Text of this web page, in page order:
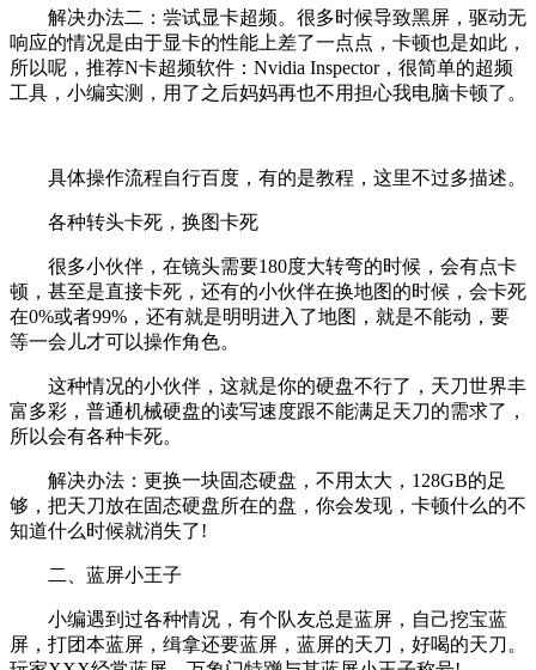
解决办法二：尝试显卡超频。很多时候导致黑屏，驱动无
响应的情况是由于显卡的性能上差了一点点，卡顿也是如此，
所以呢，推荐N卡超频软件：Nvidia Inspector，很简单的超频
工具，小编实测，用了之后妈妈再也不用担心我电脑卡顿了。
具体操作流程自行百度，有的是教程，这里不过多描述。
各种转头卡死，换图卡死
很多小伙伴，在镜头需要180度大转弯的时候，会有点卡
顿，甚至是直接卡死，还有的小伙伴在换地图的时候，会卡死
在0%或者99%，还有就是明明进入了地图，就是不能动，要
等一会儿才可以操作角色。
这种情况的小伙伴，这就是你的硬盘不行了，天刀世界丰
富多彩，普通机械硬盘的读写速度跟不能满足天刀的需求了，
所以会有各种卡死。
解决办法：更换一块固态硬盘，不用太大，128GB的足
够，把天刀放在固态硬盘所在的盘，你会发现，卡顿什么的不
知道什么时候就消失了!
二、蓝屏小王子
小编遇到过各种情况，有个队友总是蓝屏，自己挖宝蓝
屏，打团本蓝屏，缉拿还要蓝屏，蓝屏的天刀，好喝的天刀。